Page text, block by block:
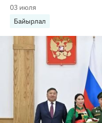
03 июля
Байырлал